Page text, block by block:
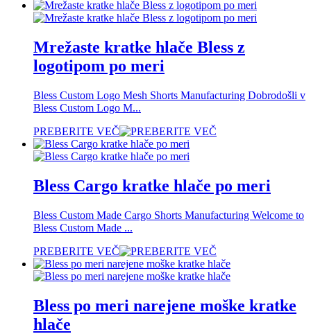
Mrežaste kratke hlače Bless z
logotipom po meri
Bless Custom Logo Mesh Shorts Manufacturing Dobrodošli v
Bless Custom Logo M...
PREBERITE VEČ
Bless Cargo kratke hlače po meri
Bless Custom Made Cargo Shorts Manufacturing Welcome to
Bless Custom Made ...
PREBERITE VEČ
Bless po meri narejene moške kratke
hlače